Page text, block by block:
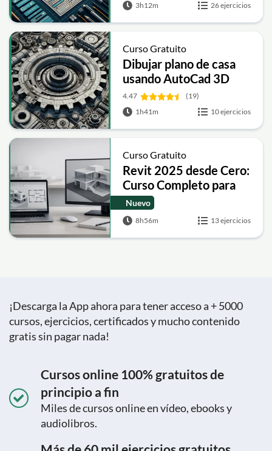
3h12m
26 ejercicios
Curso Gratuito
Dibujar plano de casa
usando AutoCad 3D
4.47
(19)
1h41m
10 ejercicios
Curso Gratuito
Revit 2025 desde Cero:
Curso Completo para
Principiantes (BIM)
Nuevo
8h56m 13 ejercicios
¡Descarga la App ahora para tener acceso a + 5000
cursos, ejercicios, certificados y mucho contenido
gratis sin pagar nada!
Cursos online 100% gratuitos de
principio a fin
Miles de cursos online en vídeo, ebooks y
audiolibros.